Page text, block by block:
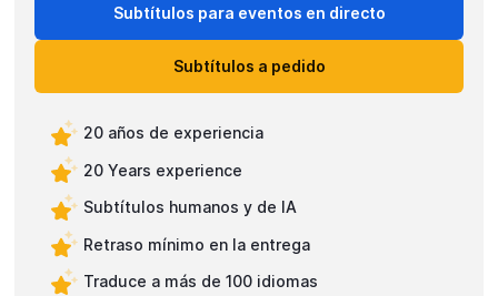
Subtítulos para eventos en directo
Subtítulos a pedido
20 años de experiencia
20 Years experience
Subtítulos humanos y de IA
Retraso mínimo en la entrega
Traduce a más de 100 idiomas